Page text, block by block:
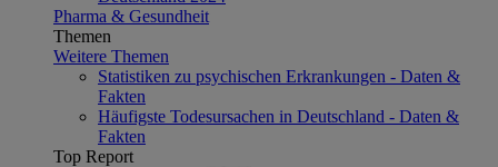
Pharma & Gesundheit
Themen
Weitere Themen
Statistiken zu psychischen Erkrankungen - Daten &
Fakten
Häufigste Todesursachen in Deutschland - Daten &
Fakten
Top Report